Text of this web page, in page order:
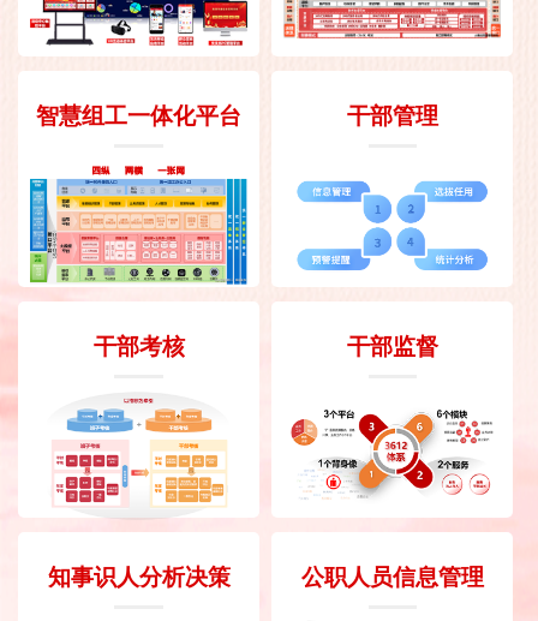
智慧组工一体化平台 干部管理
干部考核 干部监督
知事识人分析决策 公职人员信息管理